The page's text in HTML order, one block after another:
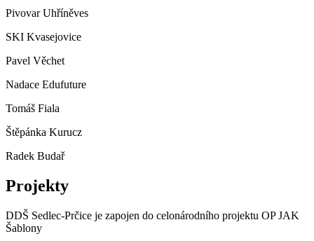
Pivovar Uhříněves
SKI Kvasejovice
Pavel Věchet
Nadace Edufuture
Tomáš Fiala
Štěpánka Kurucz
Radek Budař
Projekty
DDŠ Sedlec-Prčice je zapojen do celonárodního projektu OP JAK
Šablony